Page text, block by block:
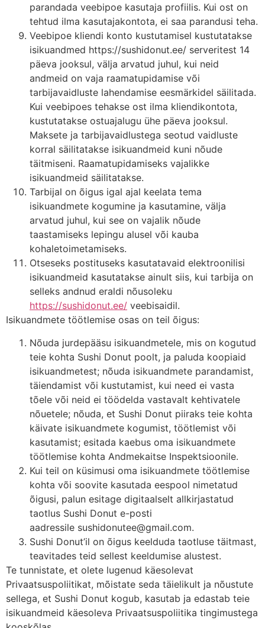
parandada veebipoe kasutaja profiilis. Kui ost on
tehtud ilma kasutajakontota, ei saa parandusi teha.
Veebipoe kliendi konto kustutamisel kustutatakse
isikuandmed https://sushidonut.ee/ serveritest 14
päeva jooksul, välja arvatud juhul, kui neid
andmeid on vaja raamatupidamise või
tarbijavaidluste lahendamise eesmärkidel säilitada.
Kui veebipoes tehakse ost ilma kliendikontota,
kustutatakse ostuajalugu ühe päeva jooksul.
Maksete ja tarbijavaidlustega seotud vaidluste
korral säilitatakse isikuandmeid kuni nõude
täitmiseni. Raamatupidamiseks vajalikke
isikuandmeid säilitatakse.
Tarbijal on õigus igal ajal keelata tema
isikuandmete kogumine ja kasutamine, välja
arvatud juhul, kui see on vajalik nõude
taastamiseks lepingu alusel või kauba
kohaletoimetamiseks.
Otseseks postituseks kasutatavaid elektroonilisi
isikuandmeid kasutatakse ainult siis, kui tarbija on
selleks andnud eraldi nõusoleku
https://sushidonut.ee/ veebisaidil.
Isikuandmete töötlemise osas on teil õigus:
Nõuda jurdepääsu isikuandmetele, mis on kogutud
teie kohta Sushi Donut poolt, ja paluda koopiaid
isikuandmetest; nõuda isikuandmete parandamist,
täiendamist või kustutamist, kui need ei vasta
tõele või neid ei töödelda vastavalt kehtivatele
nõuetele; nõuda, et Sushi Donut piiraks teie kohta
käivate isikuandmete kogumist, töötlemist või
kasutamist; esitada kaebus oma isikuandmete
töötlemise kohta Andmekaitse Inspektsioonile.
Kui teil on küsimusi oma isikuandmete töötlemise
kohta või soovite kasutada eespool nimetatud
õigusi, palun esitage digitaalselt allkirjastatud
taotlus Sushi Donut e-posti
aadressile sushidonutee@gmail.com.
Sushi Donut’il on õigus keelduda taotluse täitmast,
teavitades teid sellest keeldumise alustest.
Te tunnistate, et olete lugenud käesolevat
Privaatsuspoliitikat, mõistate seda täielikult ja nõustute
sellega, et Sushi Donut kogub, kasutab ja edastab teie
isikuandmeid käesoleva Privaatsuspoliitika tingimustega